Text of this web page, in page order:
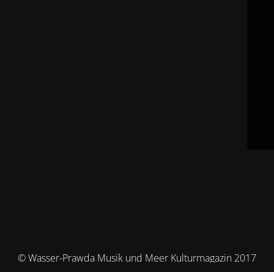
© Wasser-Prawda Musik und Meer Kulturmagazin 2017